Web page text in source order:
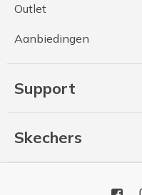
Outlet
Aanbiedingen
Support
Skechers